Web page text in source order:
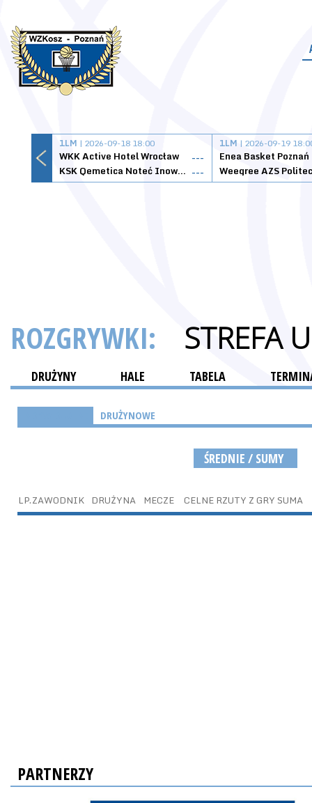
1LM | 2026-09-18 18:00
WKK Active Hotel Wrocław
---
KSK Qemetica Noteć Inowrocław ---
1LM | 2026-09-19
Enea Basket Poznań
ROZGRYWKI: STREFA
DRUŻYNY HALE TABELA
DRUŻYNOWE
ŚREDNIE / SUMY
LP.ZAWODNIK DRUŻYNA MECZE CELNE RZUTY Z GRY SUMA
PARTNERZY